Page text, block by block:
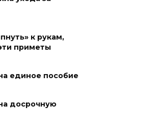
силами
украинских
к рукам,
приметы
единое пособие
досрочную